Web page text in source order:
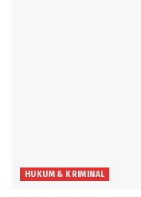
HUKUM & KRIMINAL